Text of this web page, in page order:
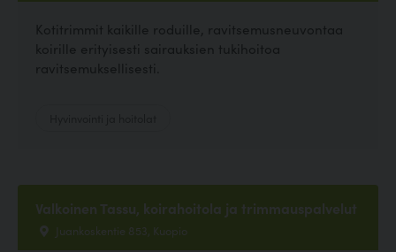
Kotitrimmit kaikille roduille, ravitsemusneuvontaa
koirille erityisesti sairauksien tukihoitoa
ravitsemuksellisesti.
Valkoinen Tassu, koirahoitola ja trimmauspalvelut
Juankoskentie 853, Kuopio